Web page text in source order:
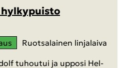
Ruot­sa­lai­nen lin­ja­lai­va
tu­hou­tui ja up­po­si Hel­